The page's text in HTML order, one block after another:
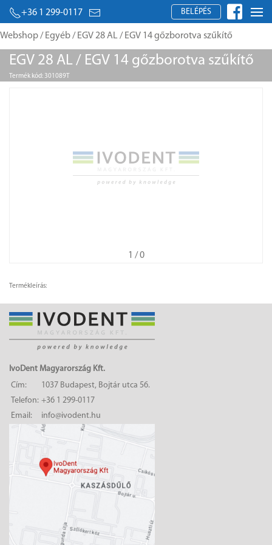
+36 1 299-0117 BELÉPÉS
Webshop/ Egyéb/ EGV 28 AL / EGV 14 gőzborotva szűkítő
EGV 28 AL / EGV 14 gőzborotva szűkítő
Termék kód: 301089T
1 / 0
Termékleírás:
IvoDent Magyarország Kft.
Cím:
1037 Budapest, Bojtár utca 56.
Telefon: +36 1 299-0117
Email:
info@ivodent.hu